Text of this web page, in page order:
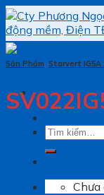
Skip
to
content
Tìm
Chưa
Sản Phẩm, Starvert IG5A